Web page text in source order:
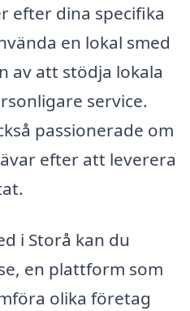
efter dina specifika
en lokal smed
av att stödja lokala
service.
passionerade om
efter att leverera
i Storå kan du
en plattform som
olika företag